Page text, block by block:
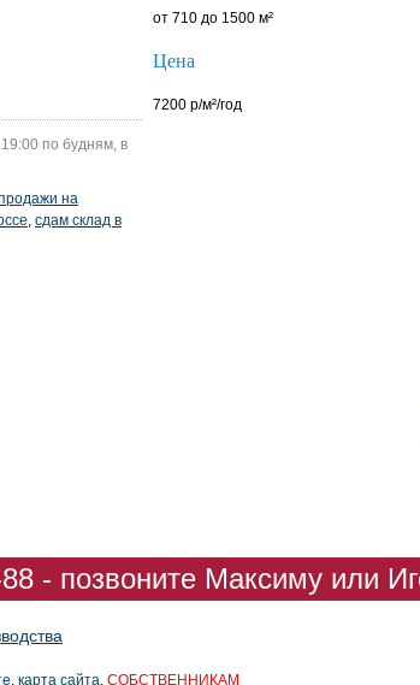
по будням, в
на
, сдам склад в
от 710 до 1500 м²
Цена
7200 р/м²/год
- позвоните Максиму или
, карта сайта, СОБСТВЕННИКАМ